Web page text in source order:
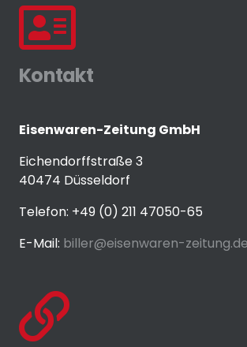
Kontakt
Eisenwaren-Zeitung GmbH
Eichendorffstraße 3
40474 Düsseldorf
Telefon: +49 (0) 211 47050-65
E-Mail: biller@eisenwaren-zeitung.de